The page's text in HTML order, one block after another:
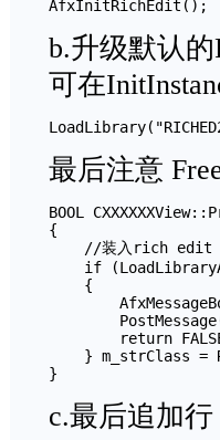
b.升级默认
可在
最后注意
BOOL
{
//装入rich edit
if
    {
return
} m_strClass =
c.最后追加行